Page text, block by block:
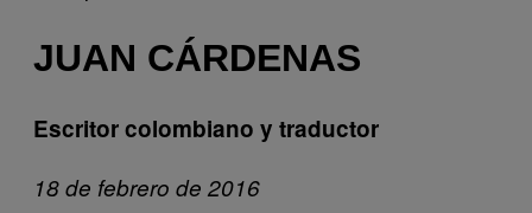
JUAN CÁRDENAS
Escritor colombiano y traductor
18 de febrero de 2016